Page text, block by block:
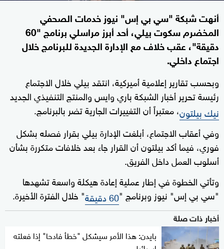
أنهت شبكة "سي بي إس" نيوز خدمات الصحفي
المخضرم سكوت بيلي، أحد أبرز مراسلي برنامج "60
دقيقة"، عقب خلاف مع الإدارة الجديدة للبرنامج خلال
اجتماع داخلي.
وبحسب تقارير إعلامية أميركية، انتقد بيلي خلال الاجتماع
رئيسة تحرير أخبار الشبكة باري وايس والمنتج التنفيذي الجديد
نيك بيلتون، معتبراً أن التغييرات الجارية تضر بالبرنامج.
وفي أعقاب الاجتماع، أبلغت الإدارة بيلي بقرار فصله بشكل
فوري، فيما أكد بيلتون أن القرار جاء بعد خلافات متكررة بشأن
أسلوب العمل داخل الفريق.
وتأتي الخطوة في إطار عملية إعادة هيكلة واسعة تشهدها
"سي بي إس" نيوز وبرنامج "60 دقيقة " خلال الفترة الأخيرة.
أخبار ذات صلة
بايدن: هذا الأمر سيشكل "خطأ فادحا" إذا فعلته